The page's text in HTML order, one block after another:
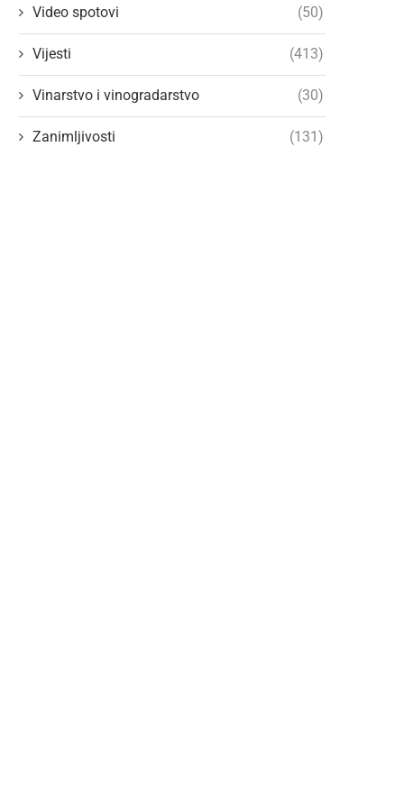
Video spotovi (50)
Vijesti (413)
Vinarstvo i vinogradarstvo (30)
Zanimljivosti (131)